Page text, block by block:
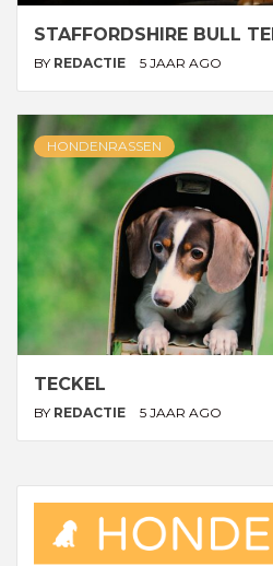
STAFFORDSHIRE BULL
BY REDACTIE 5 JAAR AGO
HONDENRASSEN
TECKEL
BY REDACTIE 5 JAAR AGO